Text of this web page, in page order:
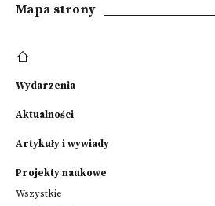
Mapa strony
Wydarzenia
Aktualności
Artykuły i wywiady
Projekty naukowe
Wszystkie